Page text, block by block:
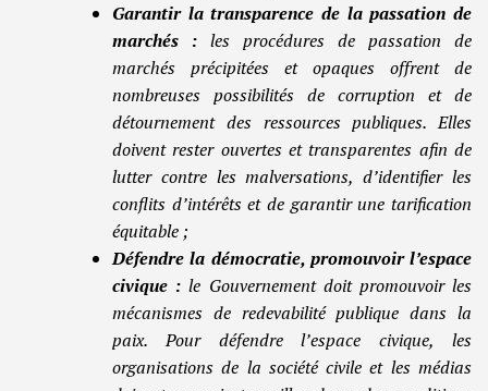
Garantir la transparence de la passation de
marchés : les procédures de passation de
marchés précipitées et opaques offrent de
nombreuses possibilités de corruption et de
détournement des ressources publiques. Elles
doivent rester ouvertes et transparentes afin de
lutter contre les malversations, d’identifier les
conflits d’intérêts et de garantir une tarification
équitable ;
Défendre la démocratie, promouvoir l’espace
civique : le Gouvernement doit promouvoir les
mécanismes de redevabilité publique dans la
paix. Pour défendre l’espace civique, les
organisations de la société civile et les médias